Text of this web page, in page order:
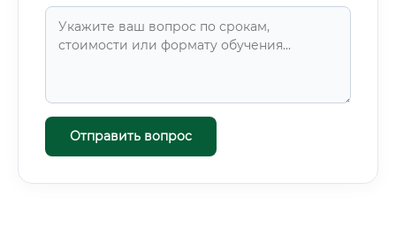
Отправить вопрос